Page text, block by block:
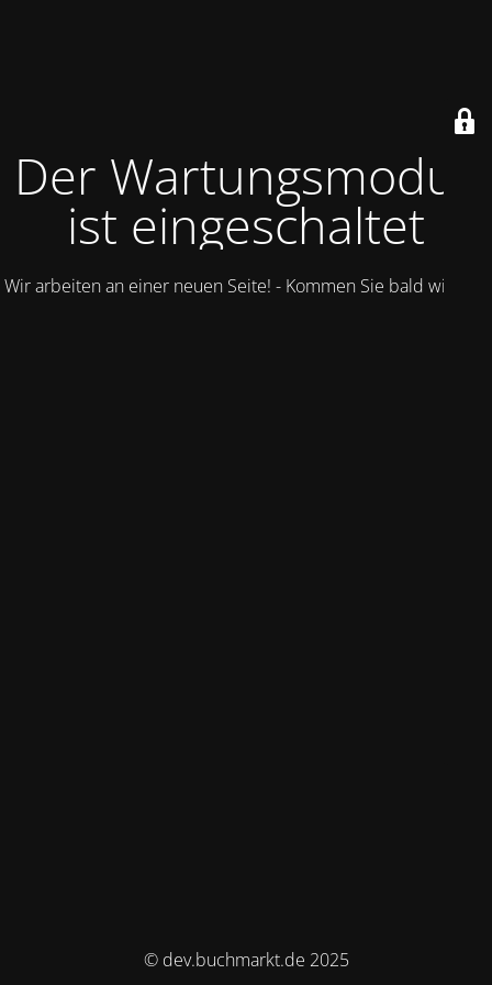
Der Wartungsmodus
ist eingeschaltet
Wir arbeiten an einer neuen Seite! - Kommen Sie bald wieder.
© dev.buchmarkt.de 2025